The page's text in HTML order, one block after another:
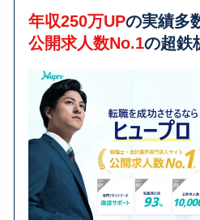
年収250万UPの実績多
公開求人数No.1の超鉄